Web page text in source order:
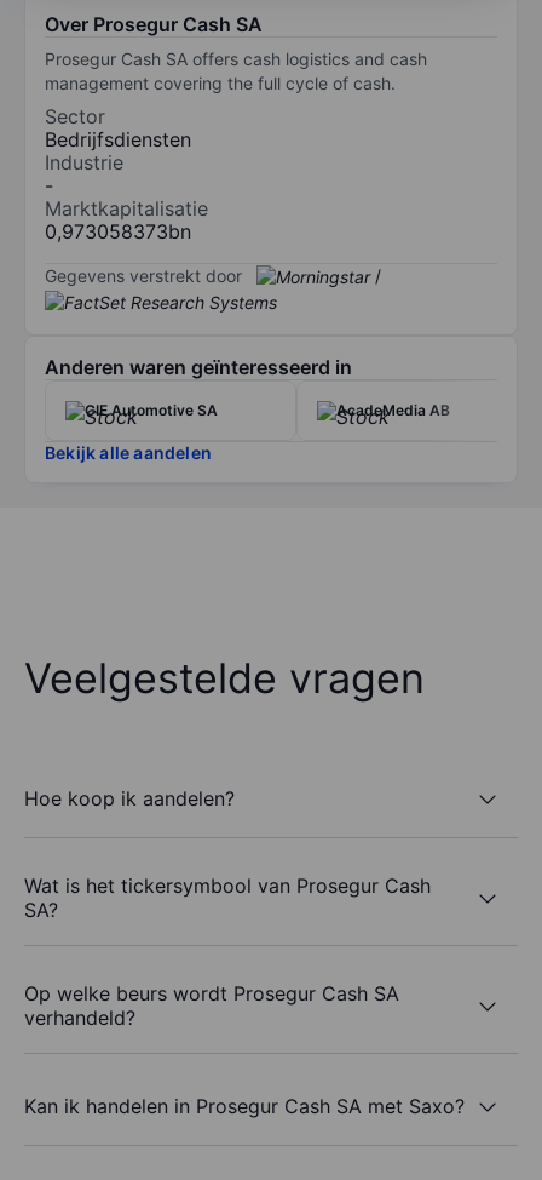
Over Prosegur Cash SA
Prosegur Cash SA offers cash logistics and cash
management covering the full cycle of cash.
Sector
Bedrijfsdiensten
Industrie
-
Marktkapitalisatie
0,973058373bn
Gegevens verstrekt door /
Anderen waren geïnteresseerd in
CIE Automotive SA AcadeMedia AB
Bekijk alle aandelen
Veelgestelde vragen
Hoe koop ik aandelen?
Wat is het tickersymbool van Prosegur Cash
SA?
Op welke beurs wordt Prosegur Cash SA
verhandeld?
Kan ik handelen in Prosegur Cash SA met Saxo?